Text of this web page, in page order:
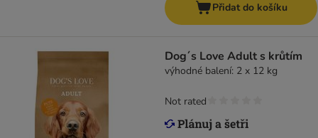
Přidat do košíku
Dog´s Love Adult s krůtím
výhodné balení: 2 x 12 kg
Not rated